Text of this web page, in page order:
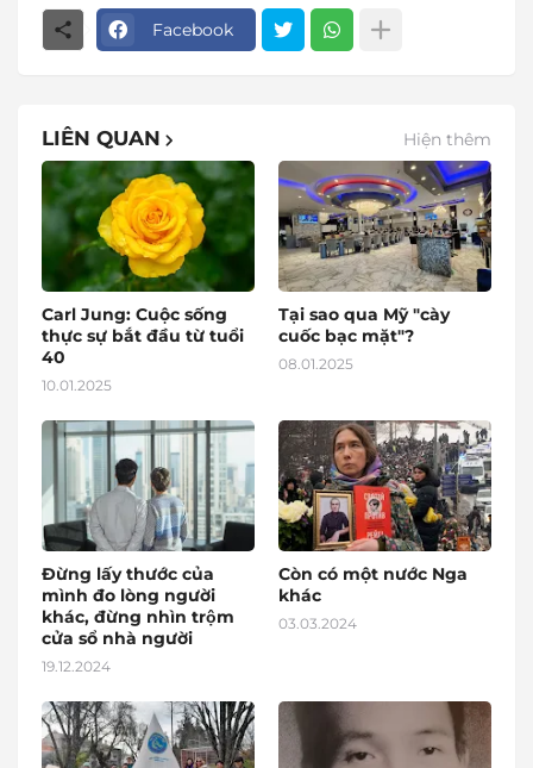
Facebook
LIÊN QUAN Hiện thêm
Carl Jung: Cuộc sống
thực sự bắt đầu từ tuổi
40
10.01.2025
Tại sao qua Mỹ "cày
cuốc bạc mặt"?
08.01.2025
Đừng lấy thước của
mình đo lòng người
khác, đừng nhìn trộm
cửa sổ nhà người
19.12.2024
Còn có một nước Nga
khác
03.03.2024